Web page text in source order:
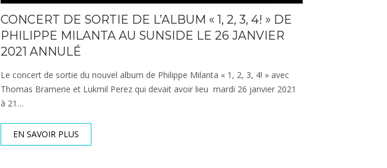
CONCERT DE SORTIE DE L’ALBUM « 1, 2, 3, 4! » DE
PHILIPPE MILANTA AU SUNSIDE LE 26 JANVIER
2021 ANNULÉ
Le concert de sortie du nouvel album de Philippe Milanta « 1, 2, 3, 4! » avec
Thomas Bramerie et Lukmil Perez qui devait avoir lieu mardi 26 janvier 2021
à 21…
EN SAVOIR PLUS